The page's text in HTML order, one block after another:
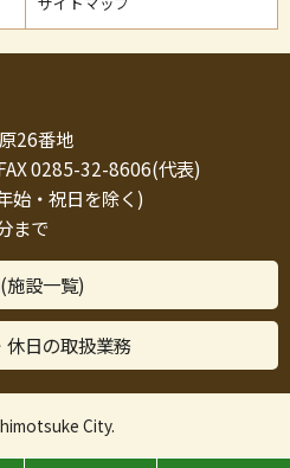
26番地
0285-32-8606(代表)
始・祝日を除く)
まで
施設一覧)
休日の取扱業務
City.